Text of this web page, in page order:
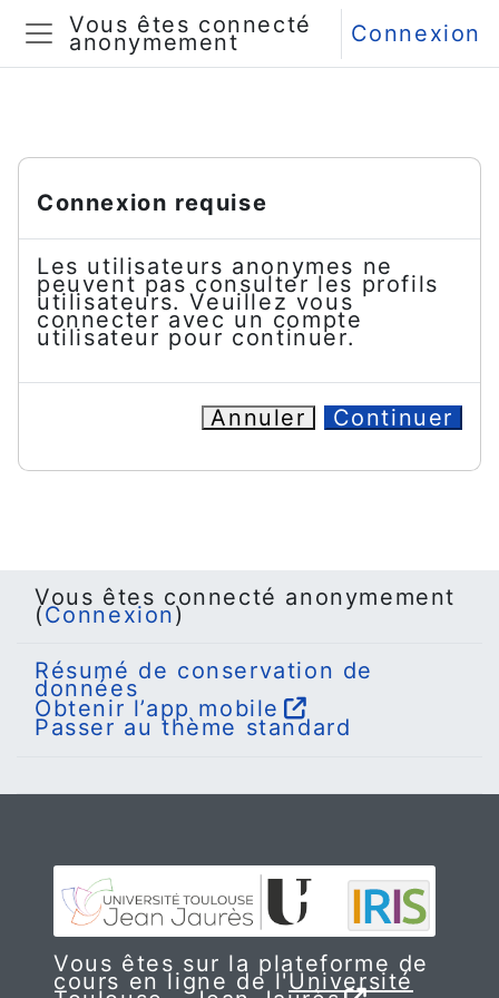
Passer au contenu principal
Panneau latéral
Vous êtes connecté
anonymement Connexion
Connexion requise
Les utilisateurs anonymes ne
peuvent pas consulter les profils
utilisateurs. Veuillez vous
connecter avec un compte
utilisateur pour continuer.
Annuler Continuer
Vous êtes connecté anonymement
(Connexion)
Résumé de conservation de
données
Obtenir l’app mobile
Passer au thème standard
Vous êtes sur la plateforme de
cours en ligne de l'Université